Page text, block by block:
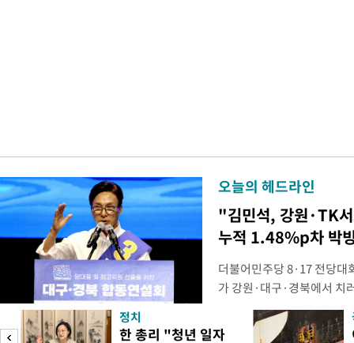
오늘의 헤드라인
"김민석, 강원·TK
누적 1.48%p차 박
더불어민주당 8·17 전당대
가 강원·대구·경북에서 치
48.54%(1만8977표)를 얻
를 1622표(4.14%p) 차로
정치
한 총리 "청년 일자